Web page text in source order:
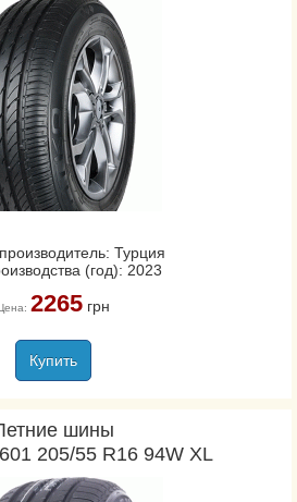
Турция
(год): 2023
2265грн
Купить
шины
205/55 R16 94W XL